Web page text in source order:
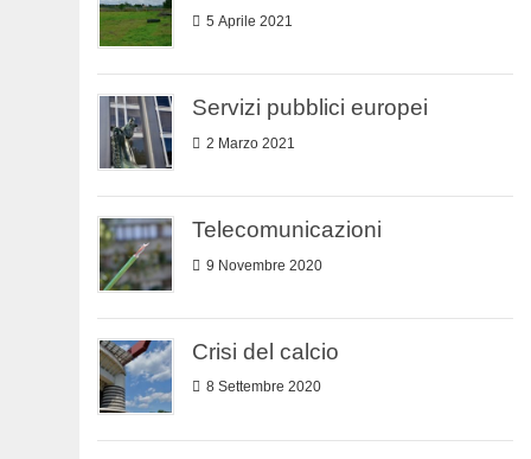
5 Aprile 2021
Servizi pubblici europei
2 Marzo 2021
Telecomunicazioni
9 Novembre 2020
Crisi del calcio
8 Settembre 2020